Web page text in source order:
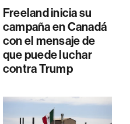
Freeland inicia su
campaña en Canadá
con el mensaje de
que puede luchar
contra Trump